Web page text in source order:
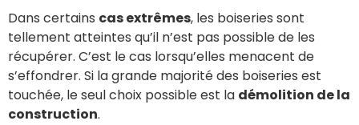
Dans certains cas extrêmes, les boiseries sont
tellement atteintes qu’il n’est pas possible de les
récupérer. C’est le cas lorsqu’elles menacent de
s’effondrer. Si la grande majorité des boiseries est
touchée, le seul choix possible est la démolition de la
construction.